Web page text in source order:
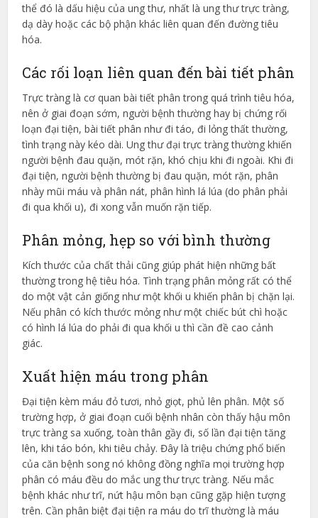
thể đó là dấu hiệu của ung thư, nhất là ung thư trực tràng,
dạ dày hoặc các bộ phận khác liên quan đến đường tiêu
hóa.
Các rối loạn liên quan đến bài tiết phân
Trực tràng là cơ quan bài tiết phân trong quá trình tiêu hóa,
nên ở giai đoạn sớm, người bệnh thường hay bị chứng rối
loạn đại tiện, bài tiết phân như đi táo, đi lỏng thất thường,
tình trạng này kéo dài. Ung thư đại trực tràng thường khiến
người bệnh đau quặn, mót rặn, khó chịu khi đi ngoài. Khi đi
đại tiện, người bệnh thường bị đau quặn, mót rặn, phân
nhày mũi máu và phân nát, phân hình lá lúa (do phân phải
đi qua khối u), đi xong vẫn muốn rặn tiếp.
Phân mỏng, hẹp so với bình thường
Kích thước của chất thải cũng giúp phát hiện những bất
thường trong hệ tiêu hóa. Tình trạng phân mỏng rất có thể
do một vật cản giống như một khối u khiến phân bị chặn lại.
Nếu phân có kích thước mỏng như một chiếc bút chì hoặc
có hình lá lúa do phải đi qua khối u thì cần đề cao cảnh
giác.
Xuất hiện máu trong phân
Đại tiện kèm máu đỏ tươi, nhỏ giọt, phủ lên phân. Một số
trường hợp, ở giai đoạn cuối bệnh nhân còn thấy hậu môn
trực tràng sa xuống, toàn thân gầy đi, số lần đại tiện tăng
lên, khi táo bón, khi tiêu chảy. Đây là triệu chứng phổ biến
của căn bệnh song nó không đồng nghĩa mọi trường hợp
phân có máu đều do mắc ung thư trực tràng. Nếu mắc
bệnh khác như trĩ, nứt hậu môn bạn cũng gặp hiện tượng
trên. Cần phân biệt đại tiện ra máu do trĩ thường là máu